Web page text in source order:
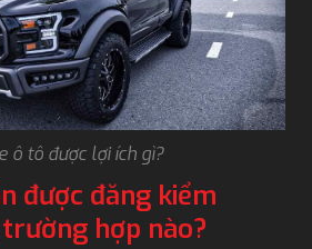
ô tô được lợi ích gì?
được đăng kiểm
hợp nào?